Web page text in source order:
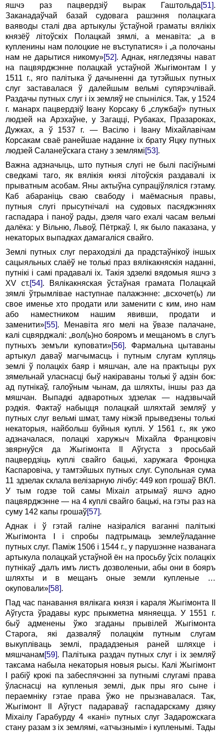
яшчэ раз пацвердзіў вырак Гаштольда[51].
Заканадаўчай базай судовага рашэння полацкага
ваяводы сталі два артыкулы ўстаўной граматы вялікіх
князёў літоўскіх Полацкай зямлі, а менавіта: „а в
купленины нам полоцкие не въступатися» і „а полочаны
нам не дарытися никому»[52]. Аднак, нягледзячы нават
на пацвярджэнне полацкай устаўной Жыгімонтам I у
1511 г., яго палітыка ў дачыненні да тутэйшых путных
слуг заставалася ў далейшым вельмі супярэчлівай.
Раздачы путных слуг і іх земляў не спыніліся. Так, у 1524
г. манарх пацвердзіў Івану Корсаку 6 „службаў» путных
людзей на Арэхаўне, у Загацці, Рубаках, Празароках,
Дужках, а ў 1537 г. — Васілю і Івану Міхайлавічам
Корсакам сваё ранейшае наданне іх брату Яцку путных
людзей Саланеўскага стану з землямі[53].
Важна адзначыць, што путныя слугі не былі пасіўнымі
сведкамі таго, як вялікія князі літоўскія раздавалі іх
прыватным асобам. Яны актыўна супраціўляліся гэтаму.
Каб абараніць сваю свабоду і маёмасныя правы,
путныя слугі прысутнічалі на судовых пасяджэннях
гаспадара і паноў рады, дзеля чаго ехалі часам вельмі
далёка: у Вільню, Львоў, Пётркаў. І, як было паказана, у
некаторых выпадках дамагаліся свайго.
Землі путных слуг пераходзілі да прадстаўнікоў іншых
сацыяльных слаёў не толькі праз вялікакняскія наданні,
путнікі і самі прадавалі іх. Такія здзелкі вядомыя яшчэ з
XV ст.[54]. Вялікакняская ўстаўная грамата Полацкай
зямлі ўтрымлівае наступнае палажэнне: „всхочет(ь) ли
свое именье хто продати или заменити с ким, ино нам
або наместником нашим явивши, продати и
заменити»[55]. Менавіта яго мелі на ўвазе палачане,
калі сцвярджалі: „вол(ь)но бояромъ и мещаномъ в слугъ
путныхъ земъли куповати»[56]. Фармальна цытаваны
артыкул даваў магчымасць і путным слугам купляць
землі ў полацкіх баяр і мяшчан, але на практыцы рух
зямельнай уласнасці быў накіраваны толькі ў адзін бок:
ад путнікаў, галоўным чынам, да шляхты, іншы раз да
мяшчан. Выпадкі адваротных здзелак — надзвычай
рэдкія. Фактаў набыцця полацкай шляхтай земляў у
путных слуг вельмі шмат, таму ніжэй прыведзены толькі
некаторыя, найбольш буйныя куплі. У 1561 г., як ужо
адзначалася, полацкі харужыч Міхайла Францковіч
звярнуўся да Жыгімонта II Аўгуста з просьбай
пацвердзіць куплі свайго бацькі, харужага Фронцка
Каспаровіча, у тамтэйшых путных слуг. Супольная сума
11 здзелак склала велізарную лічбу: 449 коп грошаў ВКЛ.
У тым годзе той самы Міхаіл атрымаў яшчэ адно
пацвярджэнне — на 4 куплі свайго бацькі, на гэты раз на
суму 142 капы грошаў[57].
Аднак і ў гэтай галіне назіраліся ваганні палітыкі
Жыгімонта I і спробы падтрымаць землеўладанне
путных слуг. Паміж 1506 і 1544 г., у парушэнне названага
артыкула полацкай устаўной ён на просьбу ўсіх полацкіх
путнікаў „далъ имъ листъ дозволеныи, абы они в бояръ
шляхты и в мещанъ оные земли купленые …
окуповали»[58].
Пад час панавання вялікага князя і караля Жыгімонта II
Аўгуста ўрадавы курс прыкметна мяняецца. У 1551 г.
быў адменены ўжо згаданы прывілей Жыгімонта
Старога, які дазваляў полацкім путным слугам
выкупліваць землі, прададзеныя раней шляхце і
мяшчанам[59]. Палітыка раздач путных слуг і іх земляў
таксама набыла некаторыя новыя рысы. Калі Жыгімонт
I рабіў крокі па забеспячэнні за путнымі слугамі права
ўласнасці на купленыя землі, дык пры яго сыне і
пераемніку гэтае права ўжо не прызнавалася. Так,
Жыгімонт II Аўгуст падараваў гаспадарскаму дзяку
Міхаілу Гарабурду 4 «кані» путных слуг Задарожскага
стану разам з іх землямі, «атчызнымі» і купленымі. Тады